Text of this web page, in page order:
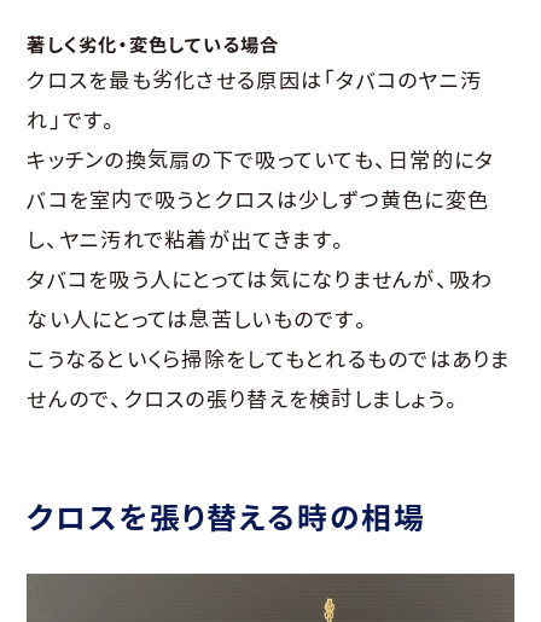
著しく劣化・変色している場合
クロスを最も劣化させる原因は「タバコのヤニ汚
れ」です。
キッチンの換気扇の下で吸っていても、日常的にタ
バコを室内で吸うとクロスは少しずつ黄色に変色
し、ヤニ汚れで粘着が出てきます。
タバコを吸う人にとっては気になりませんが、吸わ
ない人にとっては息苦しいものです。
こうなるといくら掃除をしてもとれるものではありま
せんので、クロスの張り替えを検討しましょう。
クロスを張り替える時の相場